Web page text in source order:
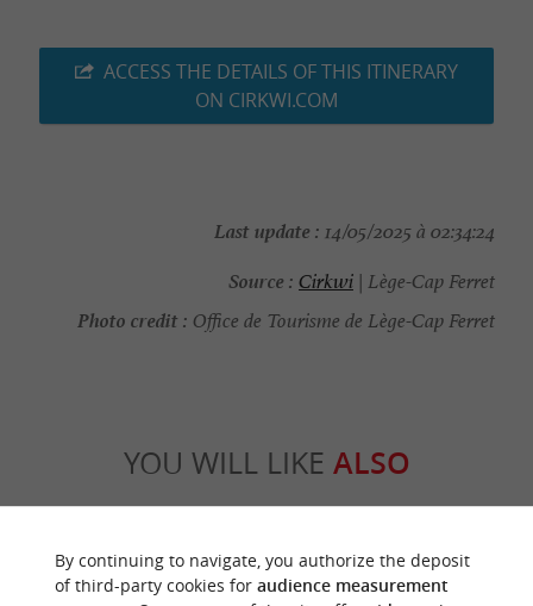
ACCESS THE DETAILS OF THIS ITINERARY
ON CIRKWI.COM
Last update : 14/05/2025 à 02:34:24
Source : Cirkwi | Lège-Cap Ferret
Photo credit : Office de Tourisme de Lège-Cap Ferret
YOU WILL LIKE ALSO
By continuing to navigate, you authorize the deposit
of third-party cookies for audience measurement